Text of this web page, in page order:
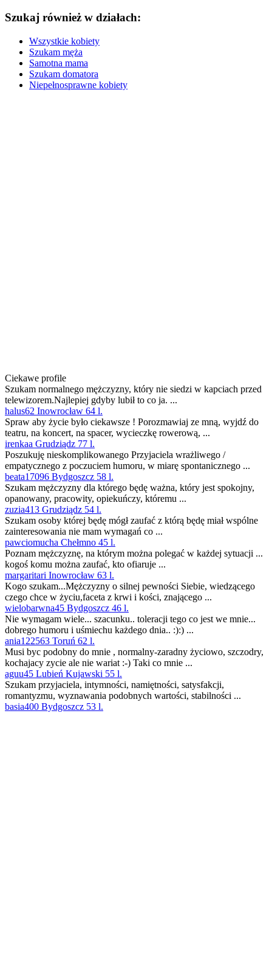
Szukaj również w działach:
Wszystkie kobiety
Szukam męża
Samotna mama
Szukam domatora
Niepełnosprawne kobiety
Ciekawe profile
Szukam normalnego mężczyzny, który nie siedzi w kapciach przed
telewizorem.Najlepiej gdyby lubił to co ja. ...
halus62 Inowrocław 64 l.
Spraw aby życie było ciekawsze ! Porozmawiaj ze mną, wyjdź do
teatru, na koncert, na spacer, wycieczkę rowerową, ...
irenkaa Grudziądz 77 l.
Poszukuję nieskomplikowanego Przyjaciela wrażliwego /
empatycznego z poczuciem humoru, w miarę spontanicznego ...
beata17096 Bydgoszcz 58 l.
Szukam mężczyzny dla którego będę ważna, który jest spokojny,
opanowany, pracowity, opiekuńczy, któremu ...
zuzia413 Grudziądz 54 l.
Szukam osoby której będę mógł zaufać z którą będę miał wspólne
zainteresowania nie mam wymagań co ...
pawciomucha Chełmno 45 l.
Poznam mężczyznę, na którym można polegać w każdej sytuacji ...
kogoś komu można zaufać, kto ofiaruje ...
margaritari Inowrocław 63 l.
Kogo szukam...Mężczyzny o silnej pewności Siebie, wiedzącego
czego chce w życiu,faceta z krwi i kości, znającego ...
wielobarwna45 Bydgoszcz 46 l.
Nie wymagam wiele... szacunku.. toleracji tego co jest we mnie...
dobrego humoru i uśmiechu każdego dnia.. :):) ...
ania122563 Toruń 62 l.
Musi byc podobny do mnie , normalny-zaradny życiowo, szczodry,
kochajacy zycie ale nie wariat :-) Taki co mnie ...
aguu45 Lubień Kujawski 55 l.
Szukam przyjaciela, intymności, namiętności, satysfakcji,
romantyzmu, wyznawania podobnych wartości, stabilności ...
basia400 Bydgoszcz 53 l.